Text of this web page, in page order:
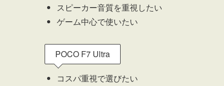
スピーカー音質を重視したい
ゲーム中心で使いたい
POCO F7 Ultra
コスパ重視で選びたい